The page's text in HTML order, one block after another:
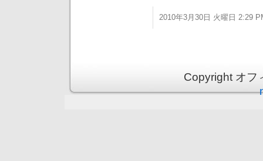
2010年3月30日 火曜日 2:29
Copyright オ